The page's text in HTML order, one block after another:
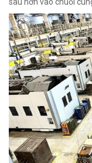
sâu hơn vào chuỗi